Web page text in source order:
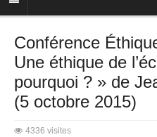
Conférence
Une éthique de
pourquoi ? » de
(5 octobre 2015)
4336 visites